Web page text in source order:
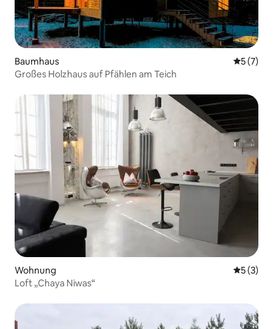
Baumhaus
5 (7)
Großes Holzhaus auf Pfählen am Teich
Wohnung
5 (3)
Loft „Chaya Niwas“